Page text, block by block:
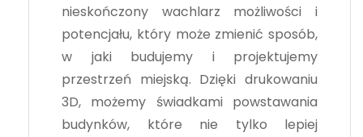
nieskończony wachlarz możliwości i
potencjału, który może zmienić sposób,
w jaki budujemy i projektujemy
przestrzeń miejską. Dzięki drukowaniu
3D, możemy świadkami powstawania
budynków, które nie tylko lepiej